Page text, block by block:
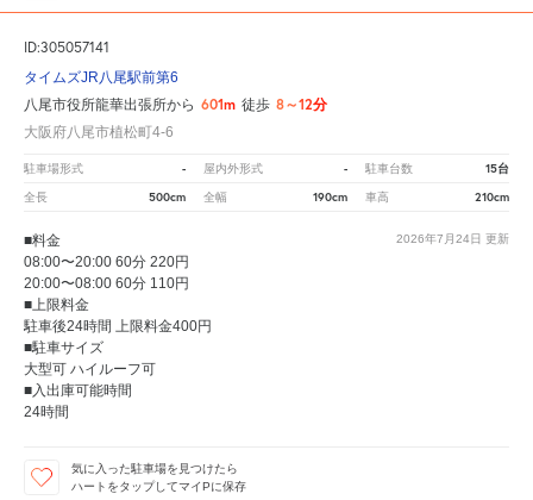
ID:305057141
タイムズJR八尾駅前第6
八尾市役所龍華出張所から 601m 徒歩 8～12分
大阪府八尾市植松町4-6
駐車場形式 - 屋内外形式 - 駐車台数 15台
全長 500cm 全幅 190cm 車高 210cm
2026年7月24日 更新
■料金
08:00〜20:00 60分 220円
20:00〜08:00 60分 110円
■上限料金
駐車後24時間 上限料金400円
■駐車サイズ
大型可 ハイルーフ可
■入出庫可能時間
24時間
気に入った駐車場を見つけたら
ハートをタップしてマイPに保存